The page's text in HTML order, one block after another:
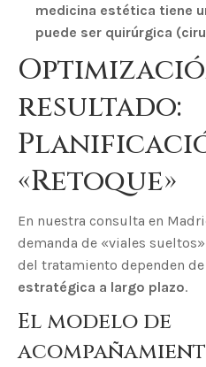
medicina estética tiene
puede ser quirúrgica
resultado:
«Retoque»
En nuestra consulta en
demanda de «viales
del tratamiento dependen de
estratégica a largo plazo.
El modelo de